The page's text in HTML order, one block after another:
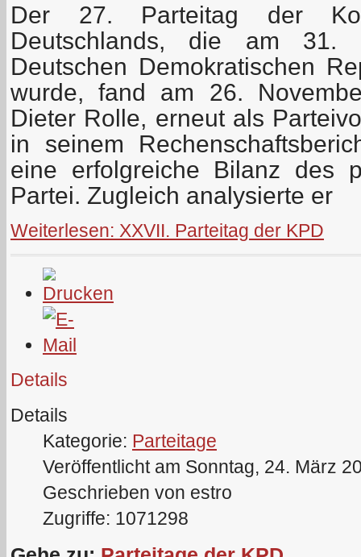
Der 27. Parteitag der
Deutschlands, die am
Deutschen Demokratischen
wurde, fand am 26.
Dieter Rolle, erneut als
in seinem
eine erfolgreiche Bilanz des
Partei. Zugleich analysierte er
Weiterlesen: XXVII. Parteitag der KPD
Details
Details
Kategorie: Parteitage
Veröffentlicht am Sonntag, 24. März
Geschrieben von estro
Zugriffe: 1071298